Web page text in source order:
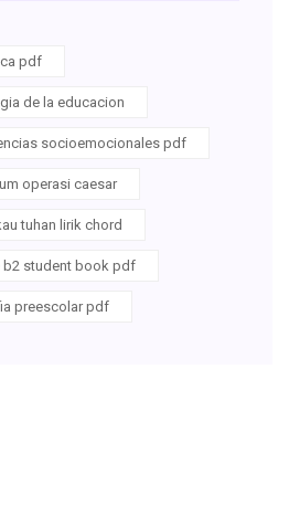
pdf
de la educacion
socioemocionales pdf
operasi caesar
tuhan lirik chord
b2 student book pdf
preescolar pdf